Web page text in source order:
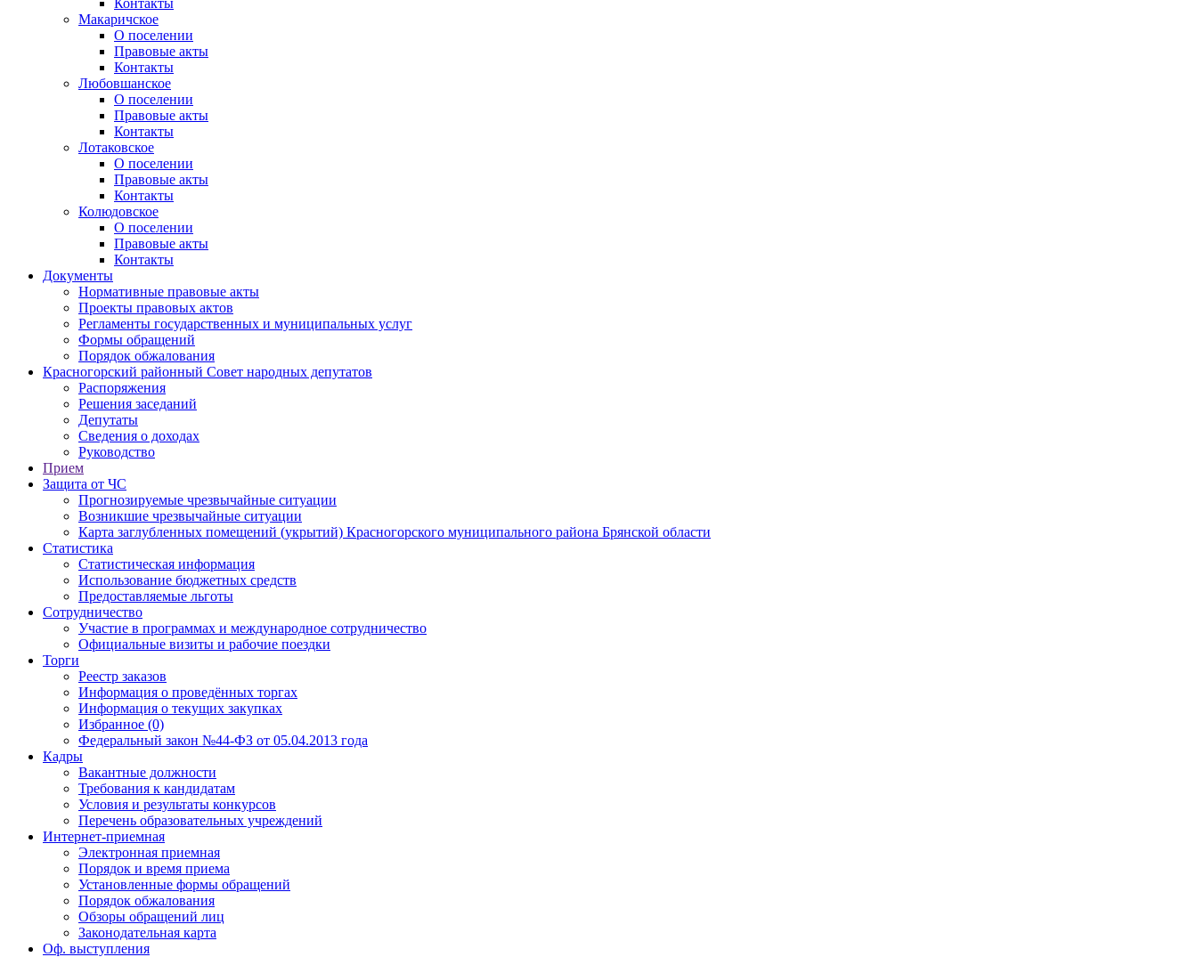
Макаричское
О поселении
Правовые акты
Контакты
Любовшанское
О поселении
Правовые акты
Контакты
Лотаковское
О поселении
Правовые акты
Контакты
Колюдовское
О поселении
Правовые акты
Контакты
Документы
Нормативные правовые акты
Проекты правовых актов
Регламенты государственных и муниципальных услуг
Формы обращений
Порядок обжалования
Красногорский районный Совет народных депутатов
Распоряжения
Решения заседаний
Депутаты
Сведения о доходах
Руководство
Прием
Защита от ЧС
Прогнозируемые чрезвычайные ситуации
Возникшие чрезвычайные ситуации
Карта заглубленных помещений (укрытий) Красногорского муниципального района Брянской области
Статистика
Статистическая информация
Использование бюджетных средств
Предоставляемые льготы
Сотрудничество
Участие в программах и международное сотрудничество
Официальные визиты и рабочие поездки
Торги
Реестр заказов
Информация о проведённых торгах
Информация о текущих закупках
Избранное (0)
Федеральный закон №44-ФЗ от 05.04.2013 года
Кадры
Вакантные должности
Требования к кандидатам
Условия и результаты конкурсов
Перечень образовательных учреждений
Интернет-приемная
Электронная приемная
Порядок и время приема
Установленные формы обращений
Порядок обжалования
Обзоры обращений лиц
Законодательная карта
Оф. выступления